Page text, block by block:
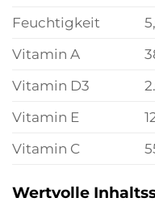
Feuchtigkeit
Vitamin A
Vitamin D3
Vitamin E
Vitamin C
Wertvolle